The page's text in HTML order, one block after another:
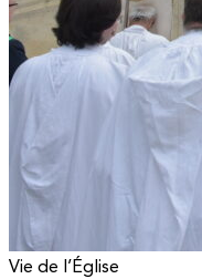
Vie de l’Église